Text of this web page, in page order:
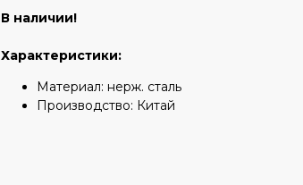
В наличии!
Характеристики:
Материал: нерж. сталь
Производство: Китай